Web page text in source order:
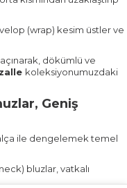
(wrap) kesim üstler ve
dökümlü ve
koleksiyonumuzdaki
Geniş
ile dengelemek temel
bluzlar, vatkalı